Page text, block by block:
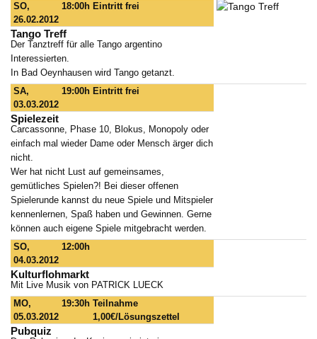
SO,
26.02.2012
18:00h Eintritt frei
Tango Treff
Der Tanztreff für alle Tango argentino
Interessierten.
In Bad Oeynhausen wird Tango getanzt.
SA,
03.03.2012
19:00h Eintritt frei
Spielezeit
Carcassonne, Phase 10, Blokus, Monopoly oder
einfach mal wieder Dame oder Mensch ärger dich
nicht.
Wer hat nicht Lust auf gemeinsames,
gemütliches Spielen?! Bei dieser offenen
Spielerunde kannst du neue Spiele und Mitspieler
kennenlernen, Spaß haben und Gewinnen. Gerne
können auch eigene Spiele mitgebracht werden.
SO,
04.03.2012
12:00h
Kulturflohmarkt
Mit Live Musik von PATRICK LUECK
MO,
05.03.2012
19:30h Teilnahme
1,00€/Lösungszettel
Pubquiz